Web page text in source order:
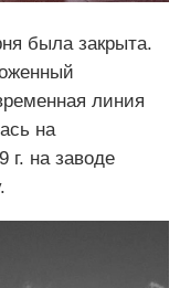
была закрыта.
линия
на
г. на заводе